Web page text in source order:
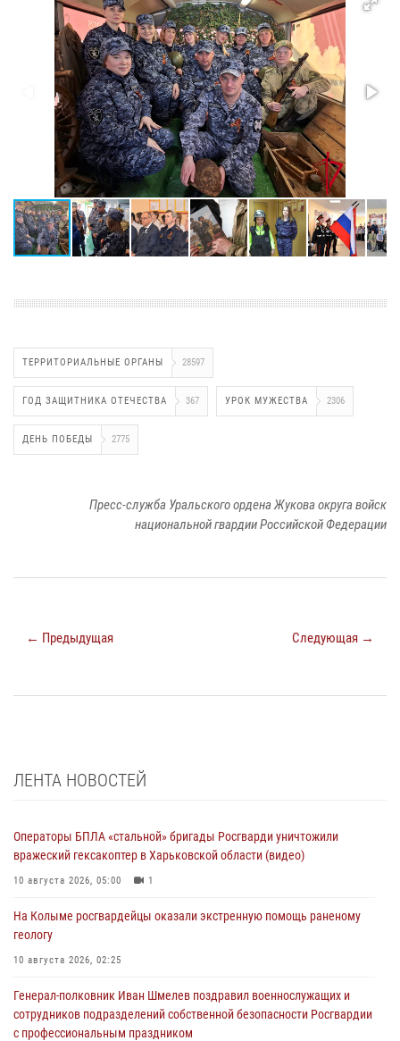
ТЕРРИТОРИАЛЬНЫЕ ОРГАНЫ 28597
ГОД ЗАЩИТНИКА ОТЕЧЕСТВА 367 УРОК МУЖЕСТВА 2306
ДЕНЬ ПОБЕДЫ 2775
Пресс-служба Уральского ордена Жукова округа войск
национальной гвардии Российской Федерации
← Предыдущая Следующая →
ЛЕНТА НОВОСТЕЙ
Операторы БПЛА «стальной» бригады Росгварди уничтожили
вражеский гексакоптер в Харьковской области (видео)
10 августа 2026, 05:00 1
На Колыме росгвардейцы оказали экстренную помощь раненому
геологу
10 августа 2026, 02:25
Генерал-полковник Иван Шмелев поздравил военнослужащих и
сотрудников подразделений собственной безопасности Росгвардии
с профессиональным праздником